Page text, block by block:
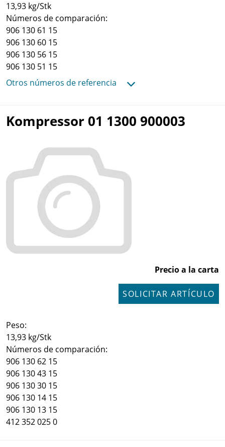
13,93 kg/Stk
Números de comparación:
906 130 61 15
906 130 60 15
906 130 56 15
906 130 51 15
Otros números de referencia
Kompressor 01 1300 900003
Precio a la carta
SOLICITAR ARTÍCULO
Peso:
13,93 kg/Stk
Números de comparación:
906 130 62 15
906 130 43 15
906 130 30 15
906 130 14 15
906 130 13 15
412 352 025 0